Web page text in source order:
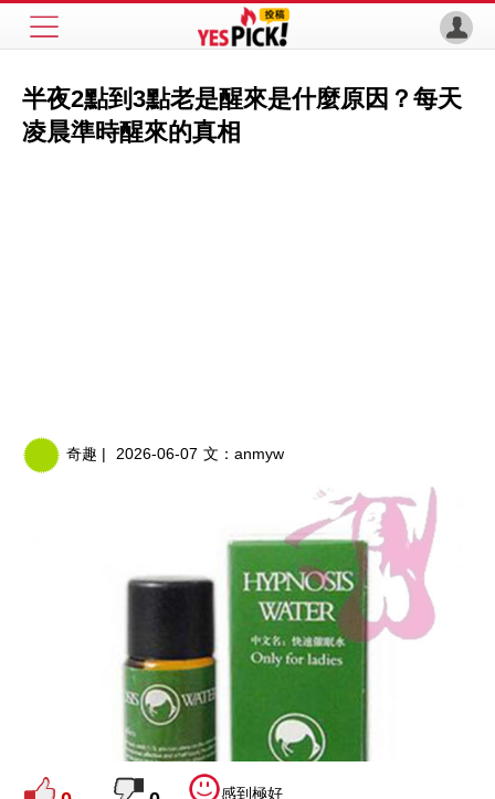
半夜2點到3點老是醒來是什麼原因？每天
凌晨準時醒來的真相
2026-06-07 文： anmyw